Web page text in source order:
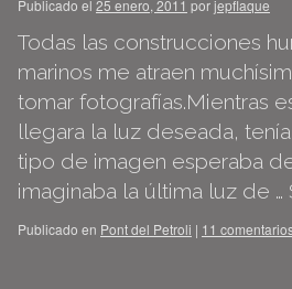
Publicado el 25 enero, 2011 porjepflaque
Todas las construcciones
marinos me atraen
tomar fotografías.Mientras
llegara la luz deseada,
tipo de imagen esperaba
imaginaba la última luz de …
Publicado en Pont del Petroli | 11